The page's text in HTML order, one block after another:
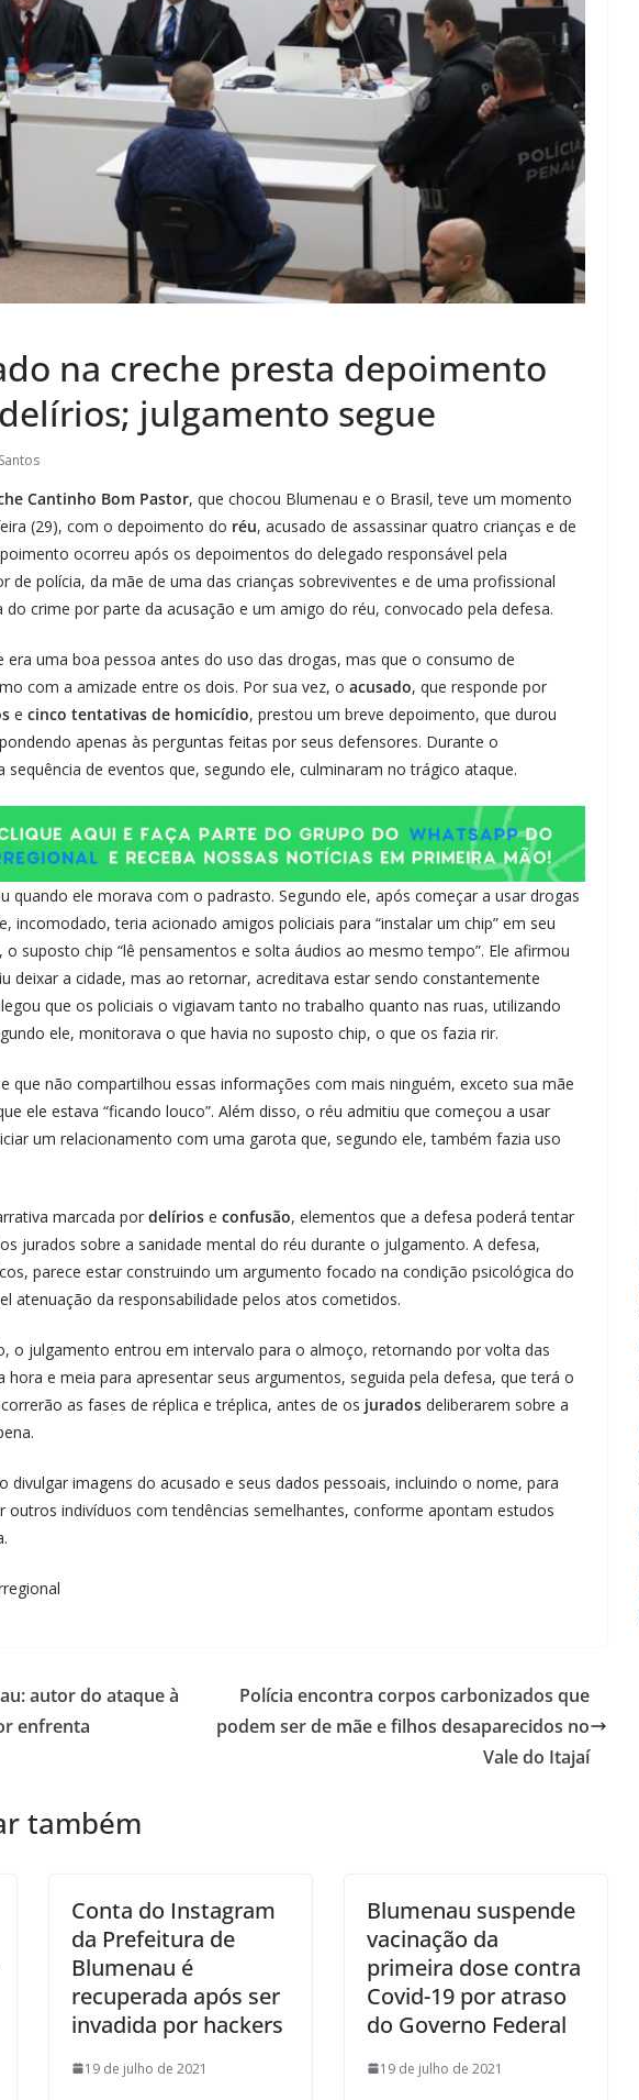
na creche presta depoimento
julgamento segue
Cantinho Bom Pastor, que chocou Blumenau e o Brasil, teve um momento
(29), com o depoimento do réu, acusado de assassinar quatro crianças e de
ocorreu após os depoimentos do delegado responsável pela
de polícia, da mãe de uma das crianças sobreviventes e de uma profissional
do crime por parte da acusação e um amigo do réu, convocado pela defesa.
uma boa pessoa antes do uso das drogas, mas que o consumo de
com a amizade entre os dois. Por sua vez, o acusado, que responde por
e cinco tentativas de homicídio, prestou um breve depoimento, que durou
apenas às perguntas feitas por seus defensores. Durante o
de eventos que, segundo ele, culminaram no trágico ataque.
quando ele morava com o padrasto. Segundo ele, após começar a usar drogas
incomodado, teria acionado amigos policiais para “instalar um chip” em seu
suposto chip “lê pensamentos e solta áudios ao mesmo tempo”. Ele afirmou
deixar a cidade, mas ao retornar, acreditava estar sendo constantemente
que os policiais o vigiavam tanto no trabalho quanto nas ruas, utilizando
ele, monitorava o que havia no suposto chip, o que os fazia rir.
que não compartilhou essas informações com mais ninguém, exceto sua mãe
ele estava “ficando louco”. Além disso, o réu admitiu que começou a usar
um relacionamento com uma garota que, segundo ele, também fazia uso
marcada por delírios e confusão, elementos que a defesa poderá tentar
jurados sobre a sanidade mental do réu durante o julgamento. A defesa,
parece estar construindo um argumento focado na condição psicológica do
atenuação da responsabilidade pelos atos cometidos.
o julgamento entrou em intervalo para o almoço, retornando por volta das
hora e meia para apresentar seus argumentos, seguida pela defesa, que terá o
as fases de réplica e tréplica, antes de os jurados deliberarem sobre a
divulgar imagens do acusado e seus dados pessoais, incluindo o nome, para
outros indivíduos com tendências semelhantes, conforme apontam estudos
autor do ataque à
enfrenta
Polícia encontra corpos carbonizados que
podem ser de mãe e filhos desaparecidos no
Vale do Itajaí
também
Conta do Instagram
da Prefeitura de
Blumenau é
recuperada após ser
invadida por hackers
19 de julho de 2021
Blumenau suspende
vacinação da
primeira dose contra
Covid-19 por atraso
do Governo Federal
19 de julho de 2021